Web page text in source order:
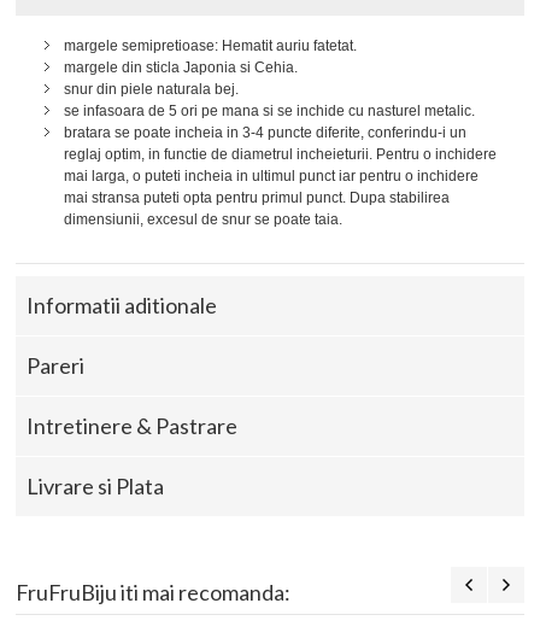
margele semipretioase: Hematit auriu fatetat.
margele din sticla Japonia si Cehia.
snur din piele naturala bej.
se infasoara de 5 ori pe mana si se inchide cu nasturel metalic.
bratara se poate incheia in 3-4 puncte diferite, conferindu-i un
reglaj optim, in functie de diametrul incheieturii. Pentru o inchidere
mai larga, o puteti incheia in ultimul punct iar pentru o inchidere
mai stransa puteti opta pentru primul punct. Dupa stabilirea
dimensiunii, excesul de snur se poate taia.
Informatii aditionale
Pareri
Intretinere & Pastrare
Livrare si Plata
FruFruBiju iti mai recomanda: